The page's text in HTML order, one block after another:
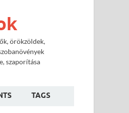
örökzöldek,
szaporítása
TAGS